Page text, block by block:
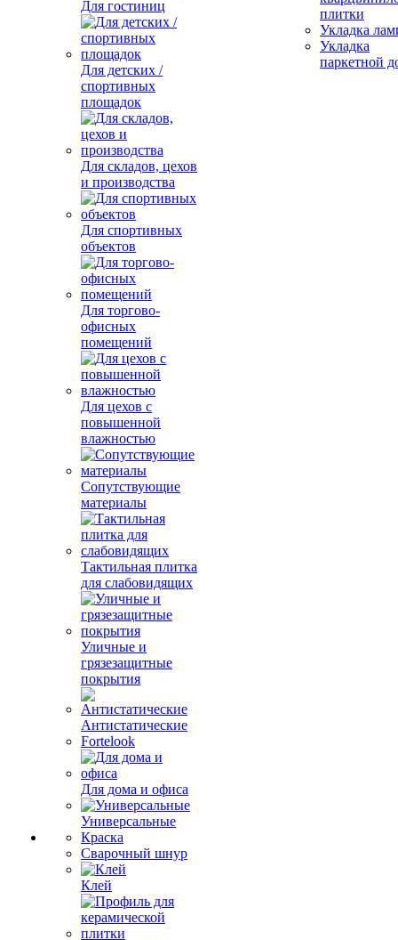
Для гостиниц
Для детских /
спортивных
площадок
Для складов, цехов
и производства
Для спортивных
объектов
Для торгово-
офисных
помещений
Для цехов с
повышенной
влажностью
Сопутствующие
материалы
Тактильная плитка
для слабовидящих
Уличные и
грязезащитные
покрытия
Антистатические
Fortelook
Для дома и офиса
Универсальные
Краска
Сварочный шнур
Клей
плитки
Укладка
Укладка
паркетной